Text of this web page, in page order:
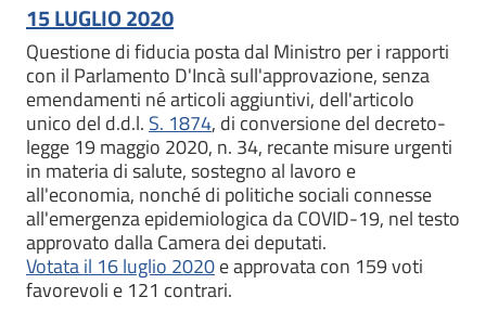
15 LUGLIO 2020
Questione di fiducia posta dal Ministro per i rapporti
con il Parlamento D'Incà sull'approvazione, senza
emendamenti né articoli aggiuntivi, dell'articolo
unico del d.d.l. S. 1874, di conversione del decreto-
legge 19 maggio 2020, n. 34, recante misure urgenti
in materia di salute, sostegno al lavoro e
all'economia, nonché di politiche sociali connesse
all'emergenza epidemiologica da COVID-19, nel testo
approvato dalla Camera dei deputati.
Votata il 16 luglio 2020e approvata con 159 voti
favorevoli e 121 contrari.